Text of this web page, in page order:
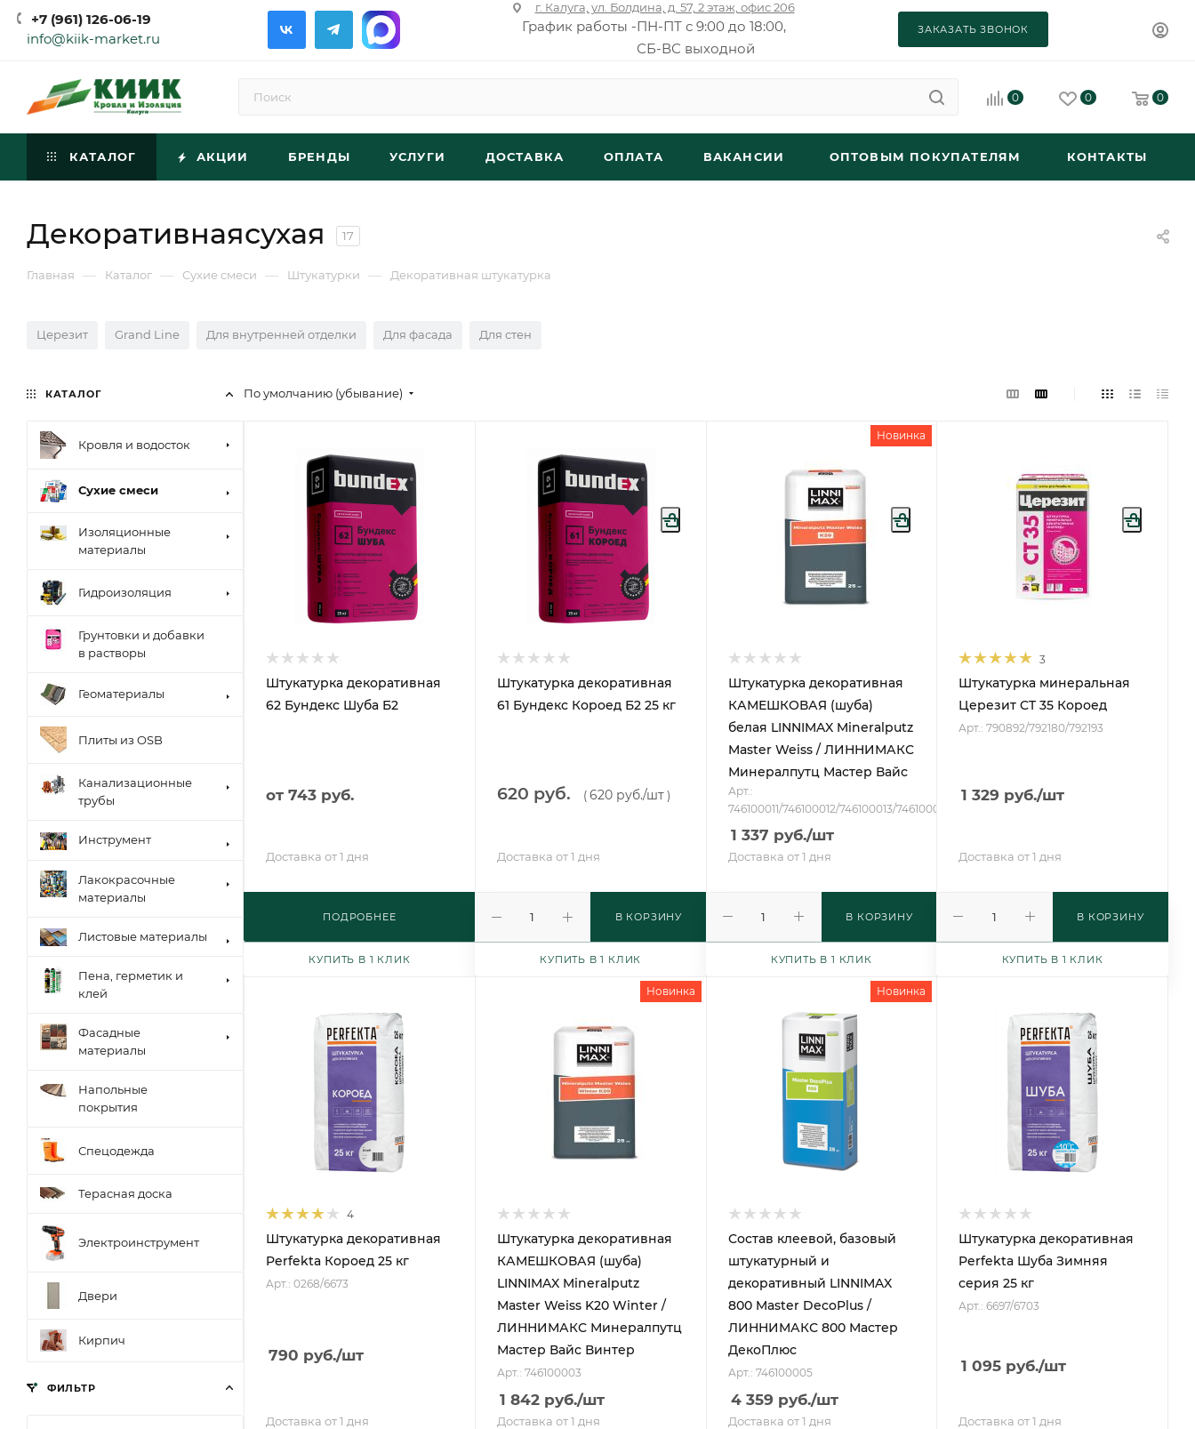
+7 (961) 126-06-19
info@kiik-market.ru
г. Калуга, ул. Болдина, д. 57, 2 этаж, офис 206
График работы -ПН-ПТ с 9:00 до 18:00,
СБ-ВС выходной
ЗАКАЗАТЬ ЗВОНОК
0 0 0
КАТАЛОГ АКЦИИ БРЕНДЫ УСЛУГИ ДОСТАВКА ОПЛАТА ВАКАНСИИ ОПТОВЫМ ПОКУПАТЕЛЯМ КОНТАКТЫ
Декоративнаясухая 17
Главная — Каталог — Сухие смеси — Штукатурки — Декоративная штукатурка
Церезит Grand Line Для внутренней отделки Для фасада Для стен
По умолчанию (убывание)
Штукатурка декоративная
62 Бундекс Шуба Б2
от 743 руб.
Доставка от 1 дня
ПОДРОБНЕЕ
КУПИТЬ В 1 КЛИК
Штукатурка декоративная
61 Бундекс Короед Б2 25 кг
620 руб. (620 руб./шт )
Доставка от 1 дня
В КОРЗИНУ
КУПИТЬ В 1 КЛИК
Новинка
Штукатурка декоративная
КАМЕШКОВАЯ (шуба)
белая LINNIMAX Mineralputz
Master Weiss / ЛИННИМАКС
Минералпутц Мастер Вайс
Арт.:
746100011/746100012/746100013/746100014
1 337 руб./шт
Доставка от 1 дня
В КОРЗИНУ
КУПИТЬ В 1 КЛИК
3
Штукатурка минеральная
Церезит CT 35 Короед
Арт.: 790892/792180/792193
1 329 руб./шт
Доставка от 1 дня
В КОРЗИНУ
КУПИТЬ В 1 КЛИК
4
Штукатурка декоративная
Perfekta Короед 25 кг
Арт.: 0268/6673
790 руб./шт
Доставка от 1 дня
Новинка
Штукатурка декоративная
КАМЕШКОВАЯ (шуба)
LINNIMAX Mineralputz
Master Weiss K20 Winter /
ЛИННИМАКС Минералпутц
Мастер Вайс Винтер
Арт.: 746100003
1 842руб./шт
Доставка от 1 дня
Новинка
Состав клеевой, базовый
штукатурный и
декоративный LINNIMAX
800 Master DecoPlus /
ЛИННИМАКС 800 Мастер
ДекоПлюс
Арт.: 746100005
4 359 руб./шт
Доставка от 1 дня
Штукатурка декоративная
Perfekta Шуба Зимняя
серия 25 кг
Арт.: 6697/6703
1 095 руб./шт
Доставка от 1 дня
КАТАЛОГ
Кровля и водосток
Сухие смеси
Изоляционные
материалы
Гидроизоляция
Грунтовки и добавки
в растворы
Геоматериалы
Плиты из OSB
Канализационные
трубы
Инструмент
Лакокрасочные
материалы
Листовые материалы
Пена, герметик и
клей
Фасадные
материалы
Напольные
покрытия
Спецодежда
Терасная доска
Электроинструмент
Двери
Кирпич
ФИЛЬТР